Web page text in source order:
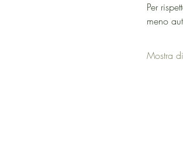
Per
meno
Mostra